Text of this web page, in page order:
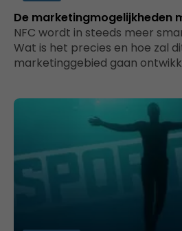
De marketingmogelijkheden
NFC wordt in steeds meer
Wat is het precies en hoe zal
marketinggebied gaan